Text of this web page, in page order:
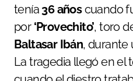
tenía 36 añoscuando
por ‘Provechito’, toro
Baltasar Ibán, durante
La tragedia llegó en el